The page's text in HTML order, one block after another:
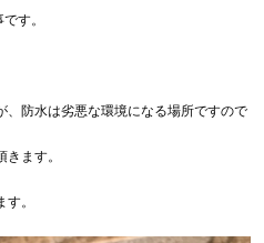
す。
防水は劣悪な環境になる場所ですので
ます。
。